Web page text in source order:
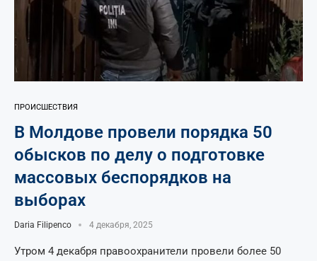
ПРОИСШЕСТВИЯ
В Молдове провели порядка 50
обысков по делу о подготовке
массовых беспорядков на
выборах
Daria Filipenco 4 декабря, 2025
Утром 4 декабря правоохранители провели более 50